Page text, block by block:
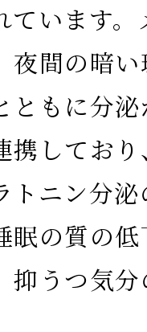
います。
夜間の暗
ともに分
携してお
トニン分
眠の質の
抑うつ気